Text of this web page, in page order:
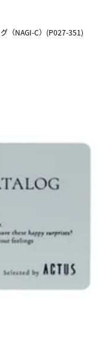
（NAGI-C）(P027-351)